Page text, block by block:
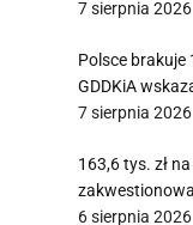
7 sierpnia 2026
Polsce brakuje
GDDKiA
7 sierpnia 2026
163,6 tys. zł
6 sierpnia 2026